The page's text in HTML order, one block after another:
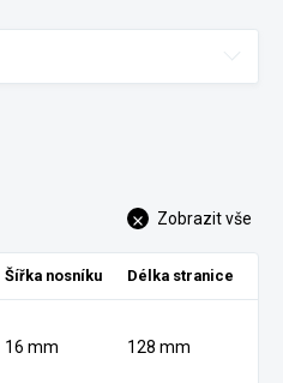
Zobrazit vše
Šířka nosníku Délka stranice
16 mm 128 mm